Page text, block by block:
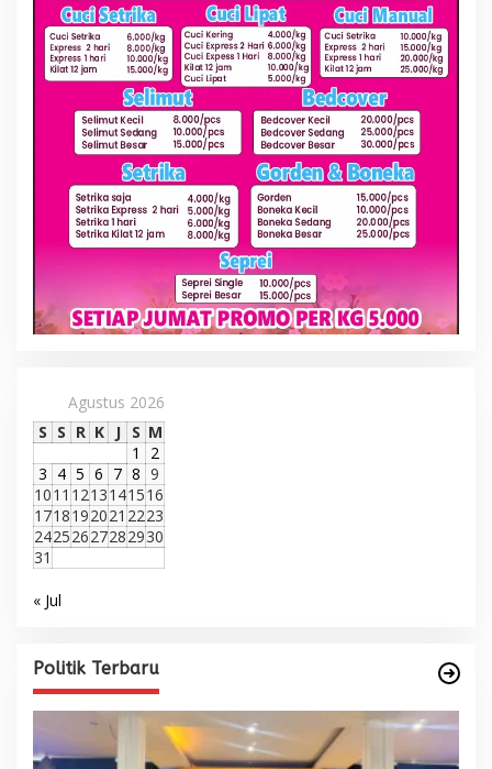
Agustus 2026
S S R K J S M
1
2
3 4 5 6 7 8 9
1011 1213141516
1718192021 2223
24252627282930
31
« Jul
Politik Terbaru